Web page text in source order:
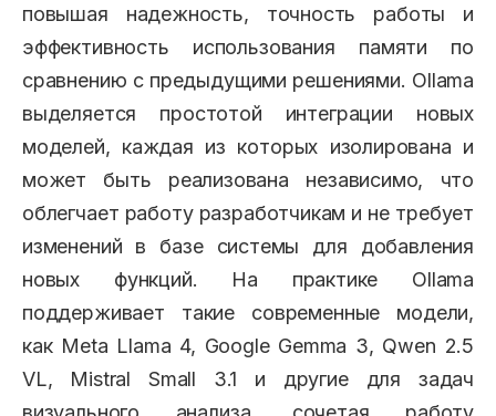
повышая надежность, точность работы и
эффективность использования памяти по
сравнению с предыдущими решениями. Ollama
выделяется простотой интеграции новых
моделей, каждая из которых изолирована и
может быть реализована независимо, что
облегчает работу разработчикам и не требует
изменений в базе системы для добавления
новых функций. На практике Ollama
поддерживает такие современные модели,
как Meta Llama 4, Google Gemma 3, Qwen 2.5
VL, Mistral Small 3.1 и другие для задач